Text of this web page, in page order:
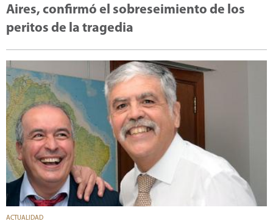
Aires, confirmó el sobreseimiento de los
peritos de la tragedia
ACTUALIDAD